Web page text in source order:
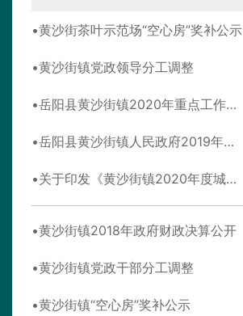
黄沙街茶叶示范场“空心房”奖补公示
黄沙街镇党政领导分工调整
岳阳县黄沙街镇2020年重点工作计划
岳阳县黄沙街镇人民政府2019年政府信息公开工作年度报告
关于印发《黄沙街镇2020年度城乡居民 医疗保险参保缴费工作的实施方案》的通知
黄沙街镇2018年政府财政决算公开
黄沙街镇党政干部分工调整
黄沙街镇“空心房”奖补公示